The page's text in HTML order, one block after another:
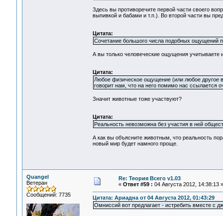
Здесь вы противоречите первой части своего
выпивкой и бабами и т.п.). Во второй части вы
Цитата:
Сочетание большого числа подобных ощущений
А вы только человеческие ощущения учитываете
Цитата:
Любое физическое ощущение (или любое другое
говорит нам, что на него помимо нас
Значит животные тоже участвуют?
Цитата:
Реальность невозможна без участия в ней
А как вы объясните животным, что реальность
новый мир будет намного проще.
Quangel
Ветеран
Сообщений: 7735
Re: Теория Всего v1.03
« Ответ #59 : 04 Августа 2012, 14:38:13 »
Цитата: Ариадна от 04 Августа 2012, 01:43:29
Омниссий вот предлагает - истребить вместе с